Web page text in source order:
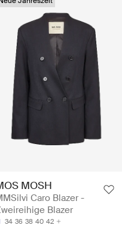
MOSH
Caro Blazer -
Blazer
34 36 38 40 42